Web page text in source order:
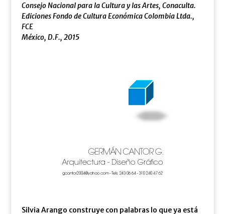
Consejo Nacional para la Cultura y las Artes, Conaculta.
Ediciones Fondo de Cultura Económica Colombia Ltda.,
FCE
México, D.F., 2015
Silvia Arango construye con palabras lo que ya está